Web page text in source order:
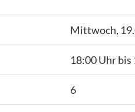
Mittwoch,
18:00 Uhr bis
6